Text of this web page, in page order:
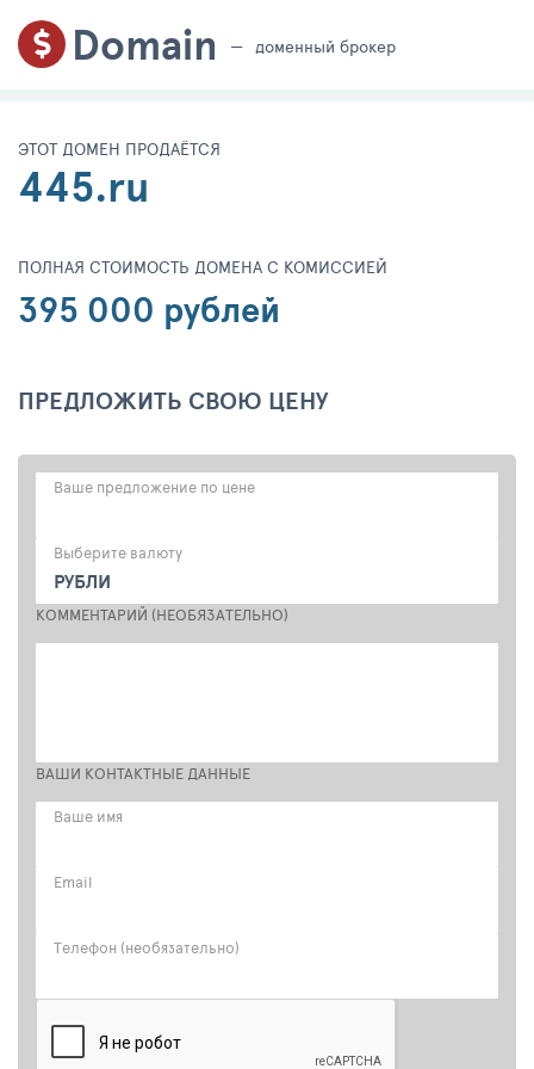
Domain доменный брокер
ЭТОТ ДОМЕН ПРОДАЁТСЯ
445.ru
ПОЛНАЯ СТОИМОСТЬ ДОМЕНА С КОМИССИЕЙ
395 000 рублей
ПРЕДЛОЖИТЬ СВОЮ ЦЕНУ
Ваше предложение по цене
Выберите валюту
РУБЛИ
КОММЕНТАРИЙ (НЕОБЯЗАТЕЛЬНО)
ВАШИ КОНТАКТНЫЕ ДАННЫЕ
Ваше имя
Email
Телефон (необязательно)